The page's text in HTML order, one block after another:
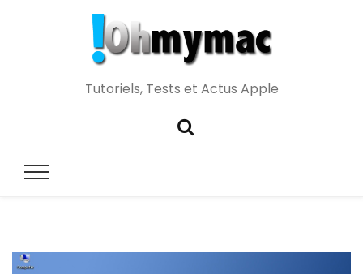
Tutoriels, Tests et Actus Apple